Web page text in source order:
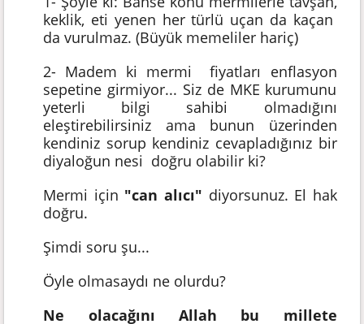
keklik, eti yenen her türlü uçan da kaçan
da vurulmaz. (Büyük memeliler hariç)
2- Madem ki mermi fiyatları enflasyon
sepetine girmiyor... Siz de MKE kurumunu
yeterli bilgi sahibi olmadığını
eleştirebilirsiniz ama bunun üzerinden
kendiniz sorup kendiniz cevapladığınız bir
diyaloğun nesi doğru olabilir ki?
Mermi için "can alıcı" diyorsunuz. El hak
doğru.
Şimdi soru şu...
Öyle olmasaydı ne olurdu?
Ne olacağını Allah bu millete